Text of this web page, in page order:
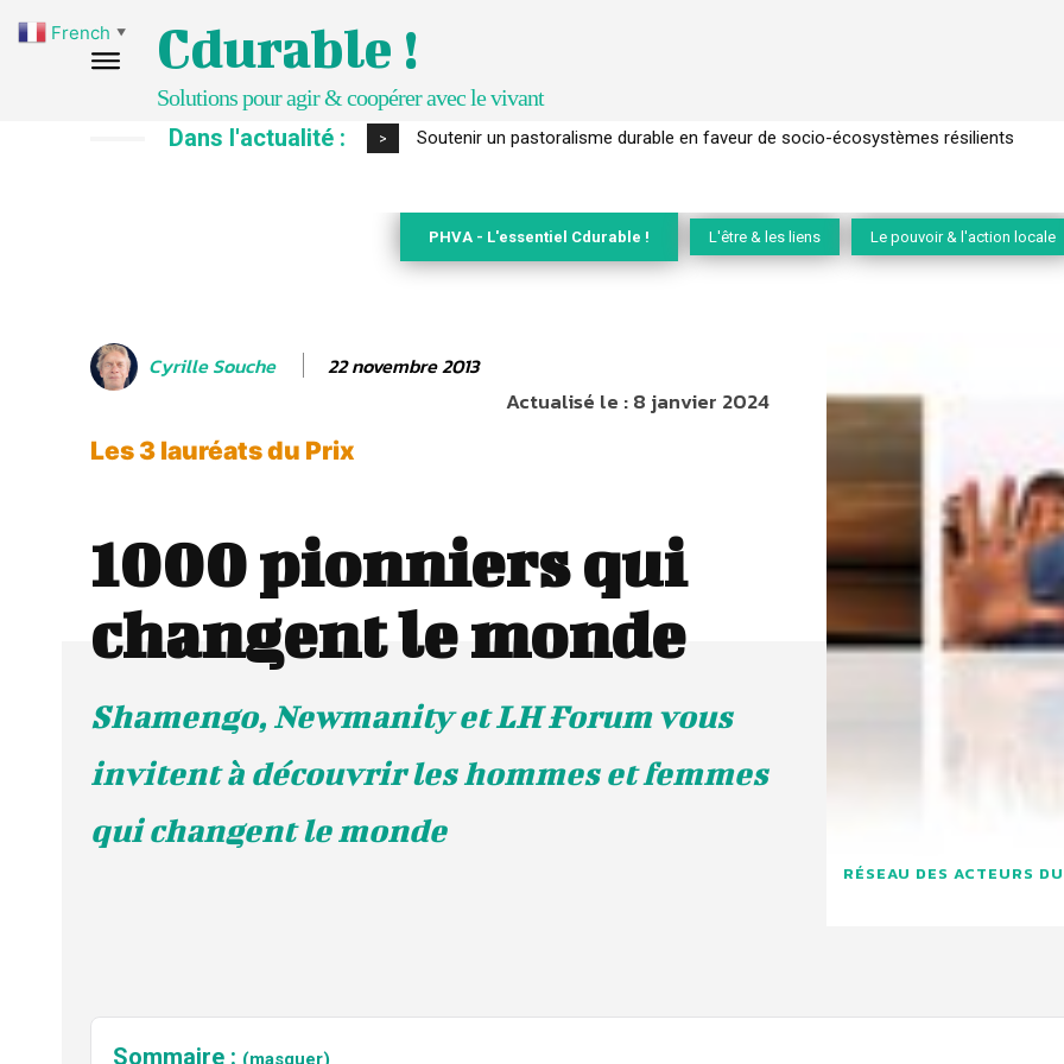
Cdurable !
Solutions pour agir & coopérer avec le vivant
Dans l'actualité : > S’inspirer de l’arbre pour un modèle économique régénératif du vivant …
PHVA - L'essentiel Cdurable ! L'être & les liens Le pouvoir & l'action locale
Cyrille Souche 22 novembre 2013
Actualisé le :8 janvier 2024
Les 3 lauréats du Prix
1000 pionniers qui
changent le monde
Shamengo, Newmanity et LH Forum vous
invitent à découvrir les hommes et femmes
qui changent le monde
RÉSEAU DES ACTEURS
Sommaire : (masquer)
French ▼